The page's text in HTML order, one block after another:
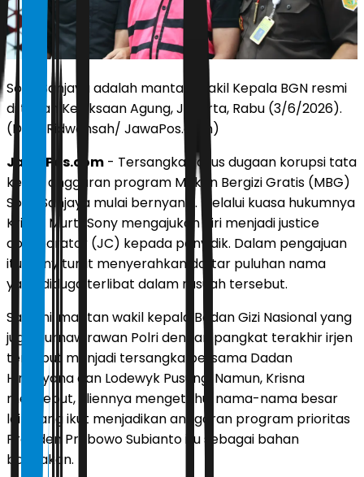
Sony Sanjaya adalah mantan Wakil Kepala BGN resmi
di tahan Kejaksaan Agung, Jakarta, Rabu (3/6/2026).
(Dery Ridwansah/ JawaPos.com)
JawaPos.com - Tersangka kasus dugaan korupsi tata
kelola anggaran program Makan Bergizi Gratis (MBG)
Sony Sanjaya mulai bernyanyi. Melalui kuasa hukumnya
Krisna Murti, Sony mengajukan diri menjadi justice
collaborator (JC) kepada penyidik. Dalam pengajuan
itu, Sony turut menyerahkan daftar puluhan nama
yang diduga terlibat dalam rasuah tersebut.
Saat ini, mantan wakil kepala Badan Gizi Nasional yang
juga purnawirawan Polri dengan pangkat terakhir irjen
tersebut menjadi tersangka bersama Dadan
Hindayana dan Lodewyk Pusung. Namun, Krisna
menyebut, kliennya mengetahui nama-nama besar
lain yang ikut menjadikan anggaran program prioritas
Presiden Prabowo Subianto itu sebagai bahan
bancakan.